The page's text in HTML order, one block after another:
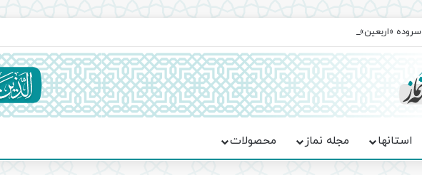
سروده‌ «اربعین»؛ روایت حماسه، استقامت و تمدن‌سازی امت اسلامی
استانها مجله نماز محصولات